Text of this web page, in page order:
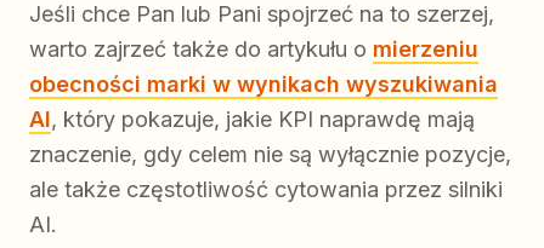
Jeśli chce Pan lub Pani spojrzeć na to szerzej,
warto zajrzeć także do artykułu o mierzeniu
obecności marki w wynikach wyszukiwania
AI, który pokazuje, jakie KPI naprawdę mają
znaczenie, gdy celem nie są wyłącznie pozycje,
ale także częstotliwość cytowania przez silniki
AI.